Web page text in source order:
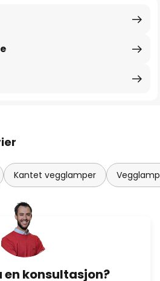
Kantet vegglamper
en konsultasjon?